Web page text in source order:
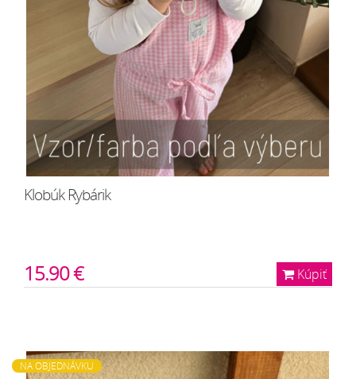
Klobúk Rybárik
Kúpiť
15.90 €
NA OBJEDNÁVKU